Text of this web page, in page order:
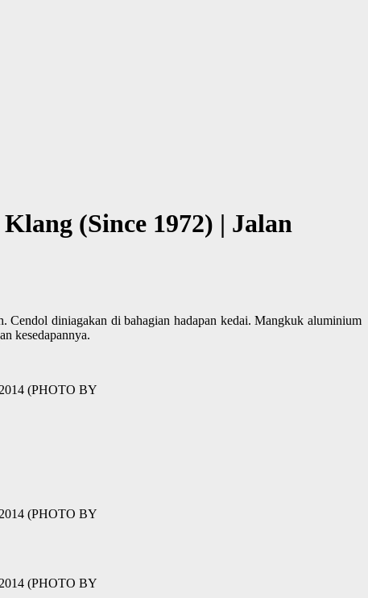
(Since 1972) | Jalan
diniagakan di bahagian hadapan kedai. Mangkuk aluminium
kesedapannya.
(PHOTO BY
(PHOTO BY
(PHOTO BY